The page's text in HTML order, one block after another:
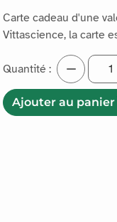
Carte cadeau d'une
Vittascience, la carte
Quantité :
Ajouter au panier